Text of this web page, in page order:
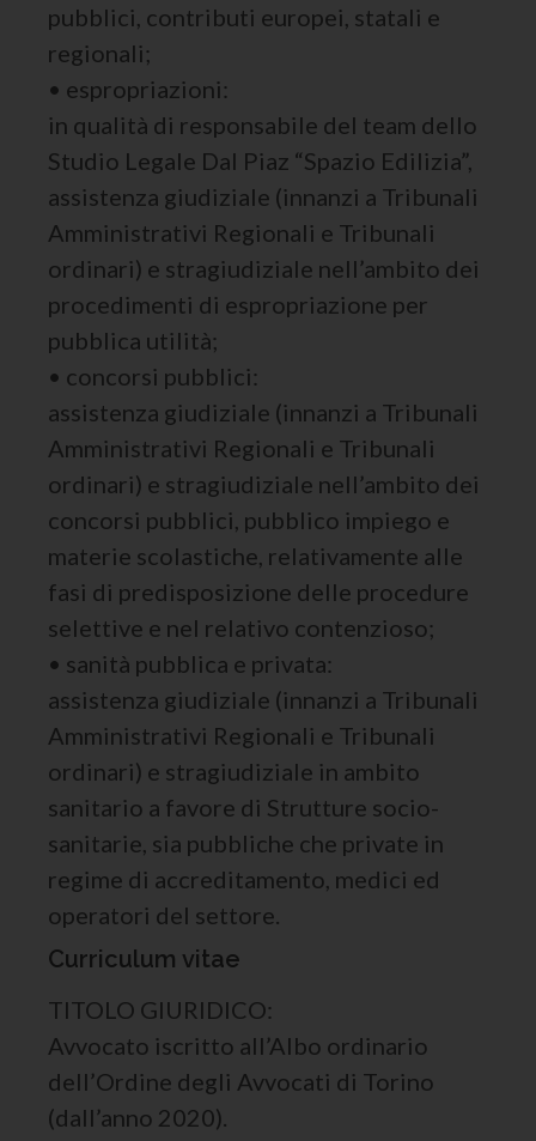
pubblici, contributi europei, statali e
regionali;
• espropriazioni:
in qualità di responsabile del team dello
Studio Legale Dal Piaz “Spazio Edilizia”,
assistenza giudiziale (innanzi a Tribunali
Amministrativi Regionali e Tribunali
ordinari) e stragiudiziale nell’ambito dei
procedimenti di espropriazione per
pubblica utilità;
• concorsi pubblici:
assistenza giudiziale (innanzi a Tribunali
Amministrativi Regionali e Tribunali
ordinari) e stragiudiziale nell’ambito dei
concorsi pubblici, pubblico impiego e
materie scolastiche, relativamente alle
fasi di predisposizione delle procedure
selettive e nel relativo contenzioso;
• sanità pubblica e privata:
assistenza giudiziale (innanzi a Tribunali
Amministrativi Regionali e Tribunali
ordinari) e stragiudiziale in ambito
sanitario a favore di Strutture socio-
sanitarie, sia pubbliche che private in
regime di accreditamento, medici ed
operatori del settore.
Curriculum vitae
TITOLO GIURIDICO:
Avvocato iscritto all’Albo ordinario
dell’Ordine degli Avvocati di Torino
(dall’anno 2020).